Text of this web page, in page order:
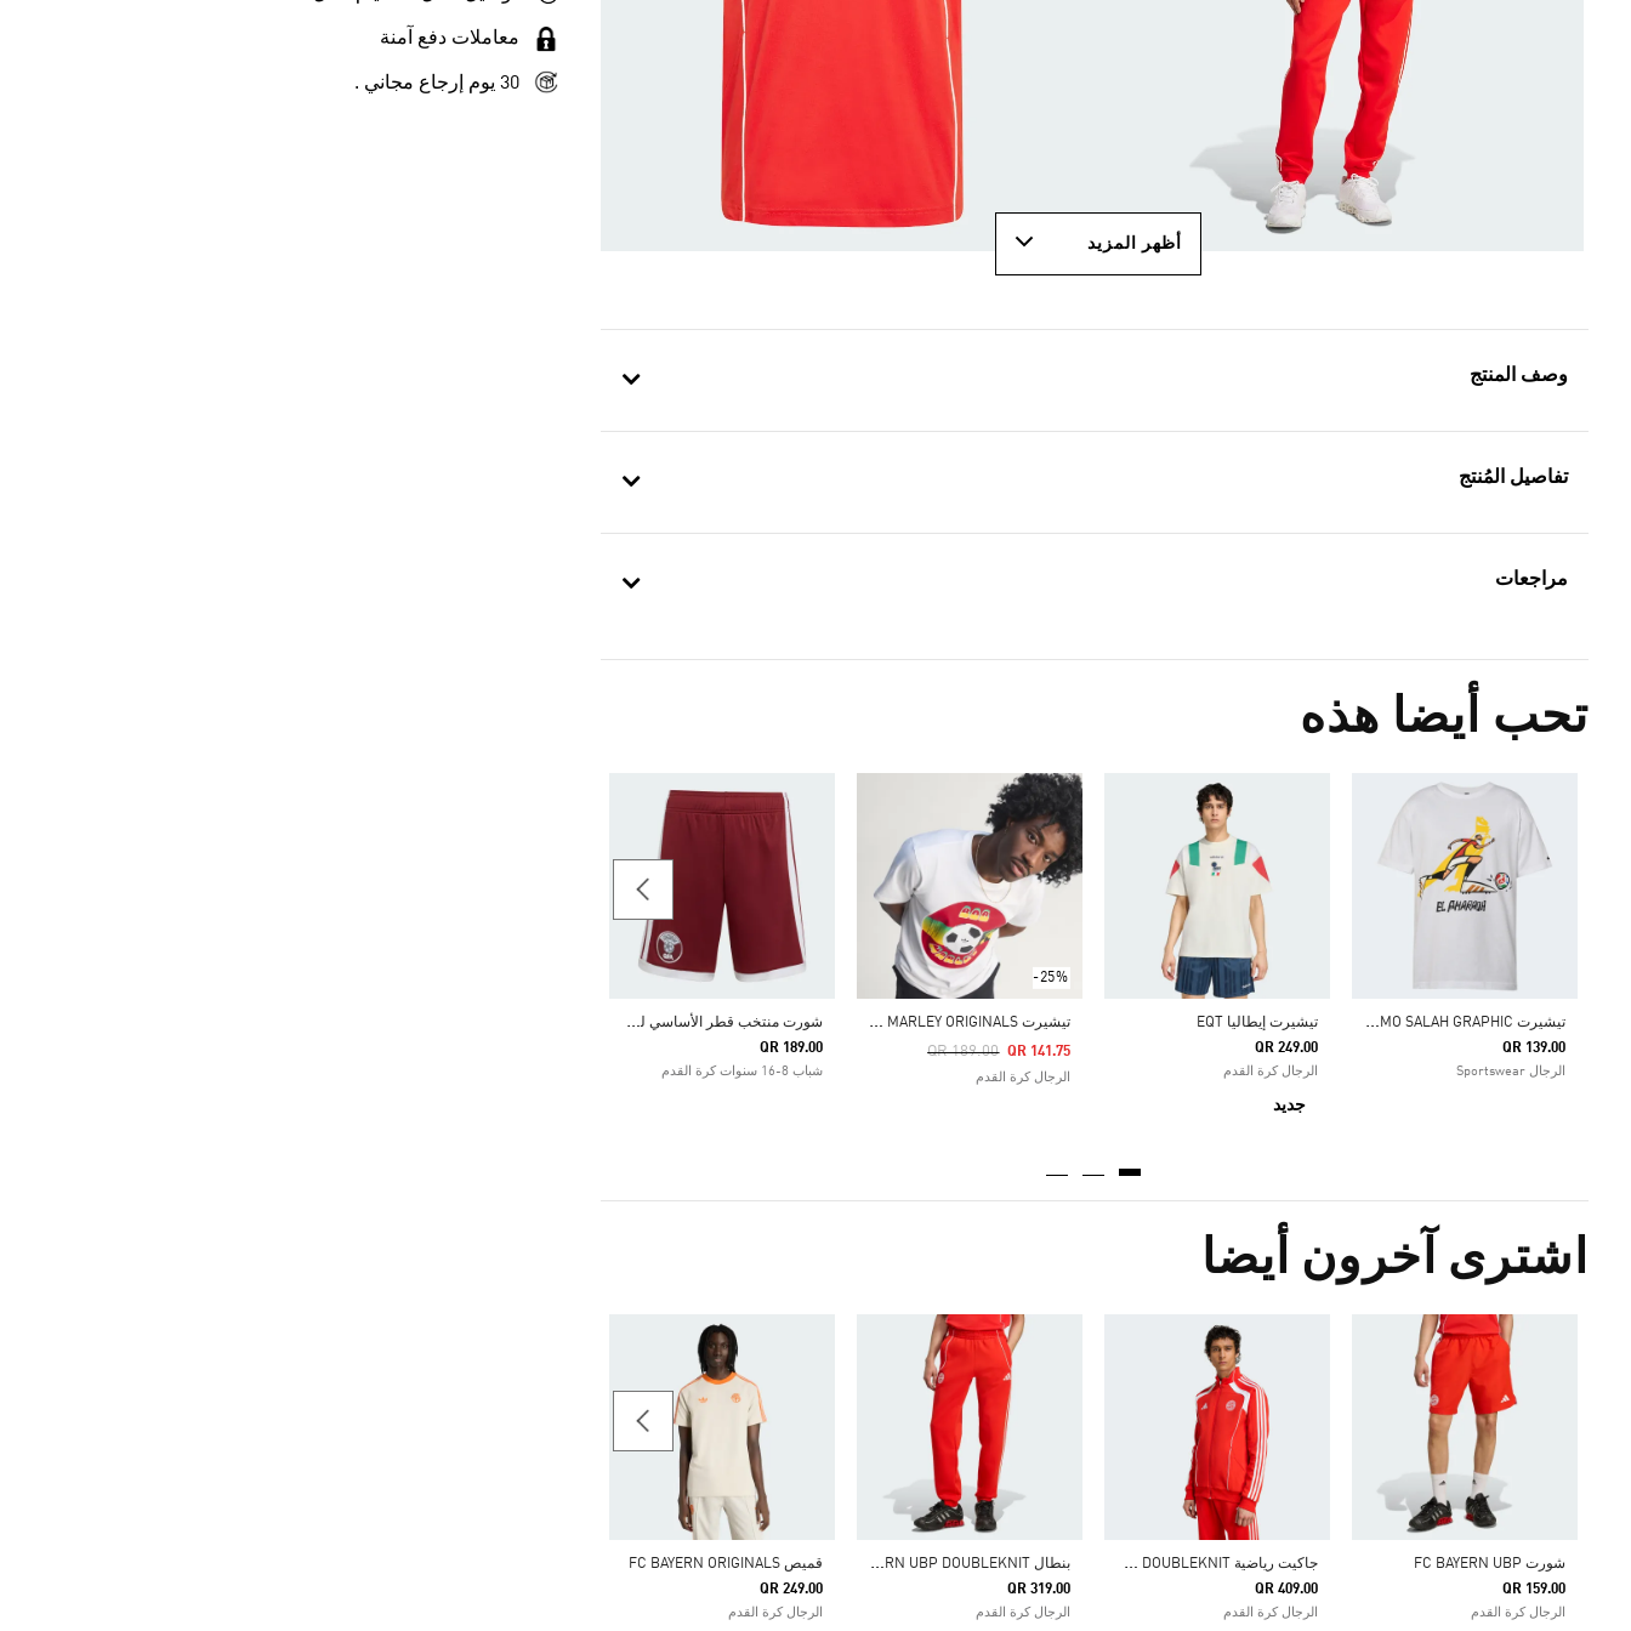
أظهر المزيد
وصف المنتج
تفاصيل المُنتج
مراجعات
تحب أيضا هذه
ت
يشيرت MO SALAH GRAPHIC للأطفال
QR 139.00
الرجال Sportswear
تيشيرت إيطاليا EQT
QR 249.00
الرجال كرة القدم
جديد
-25%
ت
يشيرت BOB MARLEY ORIGINALS
Price Reduced From
QR 189.00
To QR 141.75
الرجال كرة القدم
ش
ورت منتخب قطر الأساسي لعام 2026 للأطفال
QR 189.00
شباب 8-16 سنوات كرة القدم
Price Reduced From
To
اشترى آخرون أيضا
شورت FC BAYERN UBP
QR 159.00
الرجال كرة القدم
ج
اكيت رياضية FC BAYERN UBP DOUBLEKNIT
QR 409.00
الرجال كرة القدم
ب
نطال FC BAYERN UBP DOUBLEKNIT
QR 319.00
الرجال كرة القدم
قميص FC BAYERN ORIGINALS
QR 249.00
الرجال كرة القدم
معاملات دفع آمنة
30 يوم إرجاع مجاني .